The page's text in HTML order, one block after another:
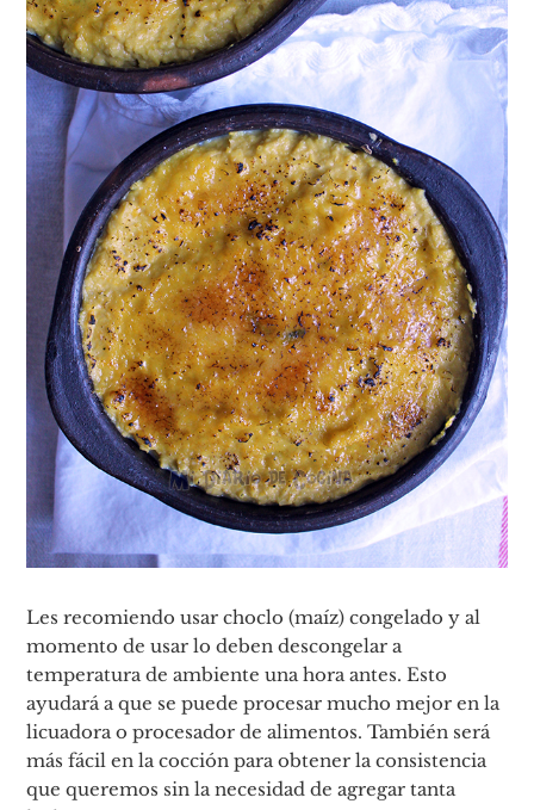
Les recomiendo usar choclo (maíz) congelado y al
momento de usar lo deben descongelar a
temperatura de ambiente una hora antes. Esto
ayudará a que se puede procesar mucho mejor en la
licuadora o procesador de alimentos. También será
más fácil en la cocción para obtener la consistencia
que queremos sin la necesidad de agregar tanta